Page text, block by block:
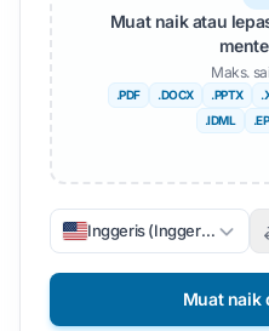
Muat naik atau
Maks.
.PDF .DOCX .PPTX
.IDML
Inggeris (Inggeris)
Muat naik